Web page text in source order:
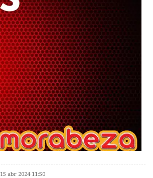
15 abr 2024 11:50